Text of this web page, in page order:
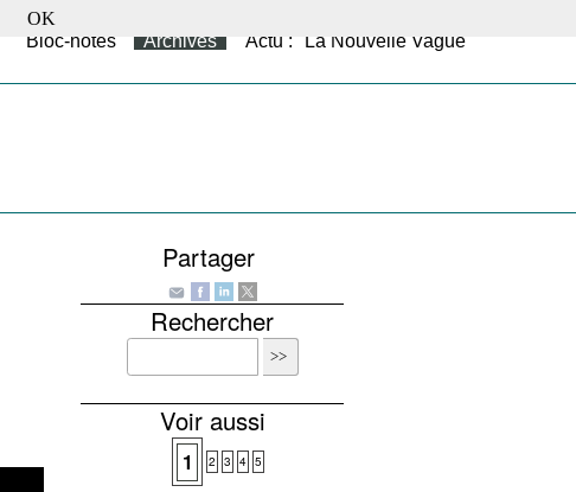
Bloc-notes Archives
Actu : "La Nouvelle Vague"
Partager
Rechercher
Voir aussi
1 2 3 4 5
OK